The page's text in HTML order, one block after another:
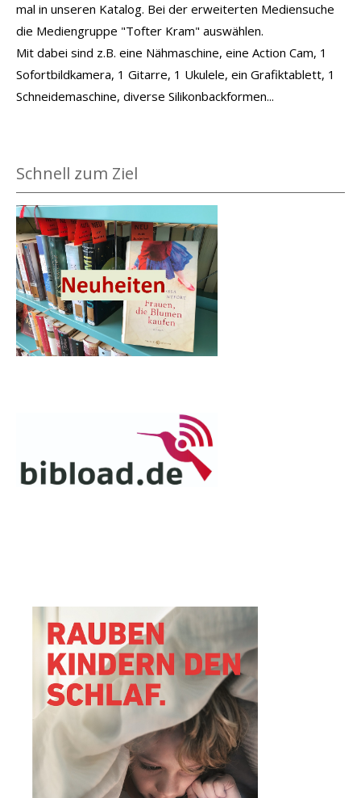
mal in unseren Katalog. Bei der erweiterten Mediensuche
die Mediengruppe "Tofter Kram" auswählen.
Mit dabei sind z.B. eine Nähmaschine, eine Action Cam, 1
Sofortbildkamera, 1 Gitarre, 1 Ukulele, ein Grafiktablett, 1
Schneidemaschine, diverse Silikonbackformen...
Schnell zum Ziel